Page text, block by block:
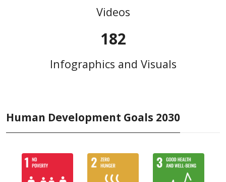
Videos
182
Infographics and Visuals
Human Development Goals 2030